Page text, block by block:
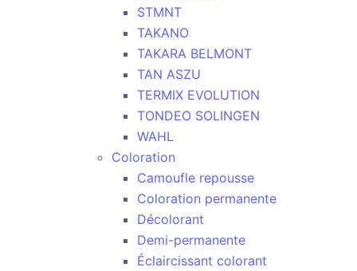
STMNT
TAKANO
TAKARA BELMONT
TAN ASZU
TERMIX EVOLUTION
TONDEO SOLINGEN
WAHL
Coloration
Camoufle repousse
Coloration permanente
Décolorant
Demi-permanente
Éclaircissant colorant